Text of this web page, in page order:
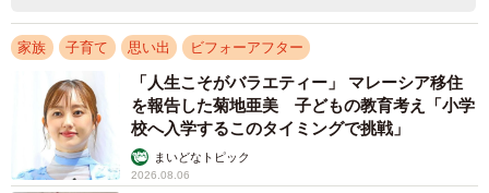
家族 子育て 思い出 ビフォーアフター
「人生こそがバラエティー」 マレーシア移住
を報告した菊地亜美 子どもの教育考え「小学
校へ入学するこのタイミングで挑戦」
まいどなトピック
2026.08.06